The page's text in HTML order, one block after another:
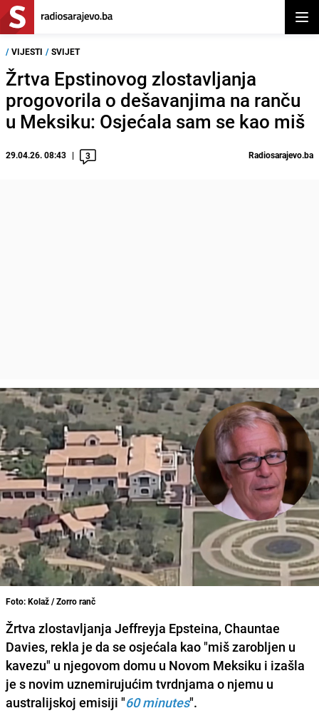
/ VIJESTI / SVIJET
Žrtva Epstinovog zlostavljanja
progovorila o dešavanjima na ranču
u Meksiku: Osjećala sam se kao miš
29.04.26. 08:43 3 Radiosarajevo.ba
Foto: Kolaž / Zorro ranč
Žrtva zlostavljanja Jeffreyja Epsteina, Chauntae
Davies, rekla je da se osjećala kao "miš zarobljen u
kavezu" u njegovom domu u Novom Meksiku i izašla
je s novim uznemirujućim tvrdnjama o njemu u
australijskoj emisiji "60 minutes".